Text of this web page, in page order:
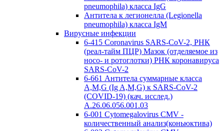
pneumophila) класса IgG
Антитела к легионелла (Legionella
pneumophila) класса IgM
Вирусные инфекции
6-415 Coronavirus SARS-CoV-2, РНК
(реал-тайм ПЦР) Мазок (отделяемое из
носо- и ротоглотки) РНК коронавируса
SARS-CoV-2
6-661 Антитела суммарные класса
А,M,G (Ig A,M,G) к SARS-CoV-2
(COVID-19) (кач. исслед.)
А.26.06.056.001.03
6-001 Cytomegalovirus CMV -
количественный анализ(коньюктива)